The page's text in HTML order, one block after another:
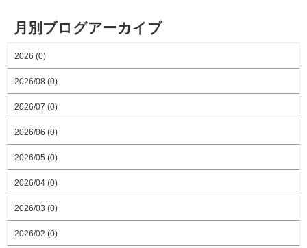
月別ブログアーカイブ
2026 (0)
2026/08 (0)
2026/07 (0)
2026/06 (0)
2026/05 (0)
2026/04 (0)
2026/03 (0)
2026/02 (0)